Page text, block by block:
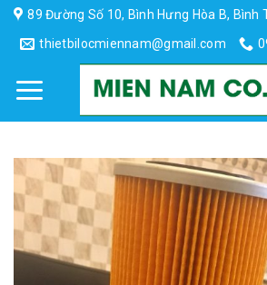
Skip
content
89 Đường Số 10, Bình Hưng Hòa B, Bình
thietbilocmiennam@gmail.com